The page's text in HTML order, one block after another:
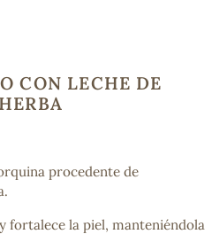
CON LECHE DE
procedente de
fortalece la piel, manteniéndola